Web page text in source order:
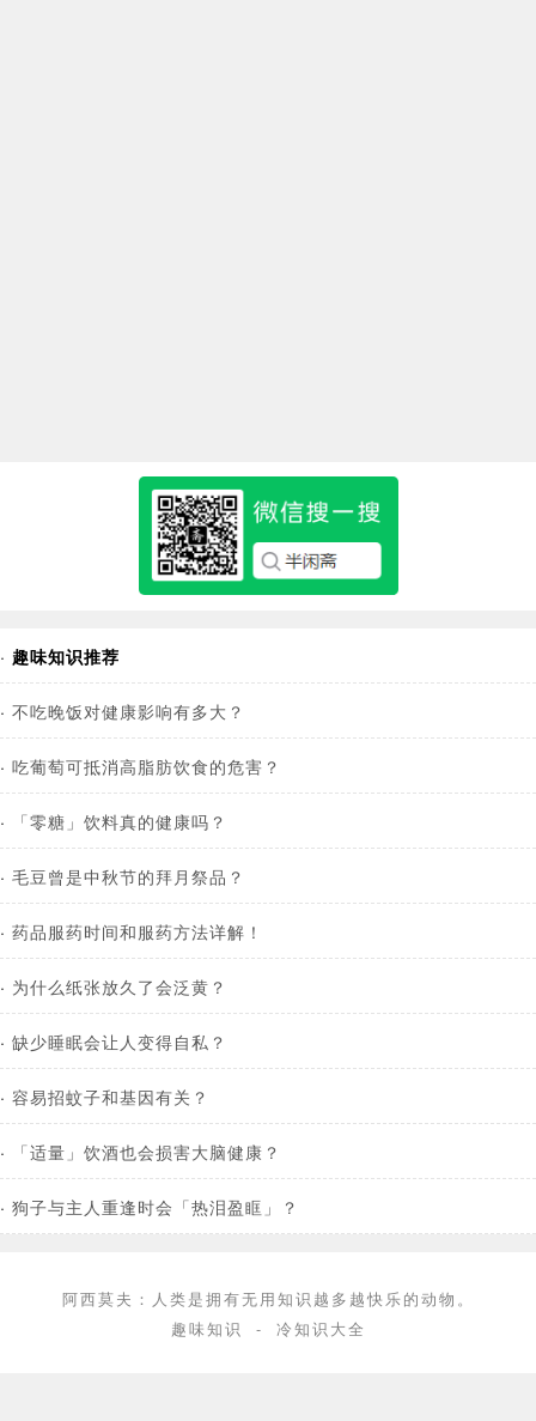
· 趣味知识推荐
· 不吃晚饭对健康影响有多大？
· 吃葡萄可抵消高脂肪饮食的危害？
· 「零糖」饮料真的健康吗？
· 毛豆曾是中秋节的拜月祭品？
· 药品服药时间和服药方法详解！
· 为什么纸张放久了会泛黄？
· 缺少睡眠会让人变得自私？
· 容易招蚊子和基因有关？
· 「适量」饮酒也会损害大脑健康？
· 狗子与主人重逢时会「热泪盈眶」？
阿西莫夫：人类是拥有无用知识越多越快乐的动物。
趣味知识
- 冷知识大全